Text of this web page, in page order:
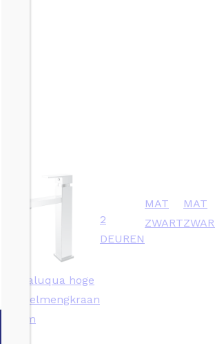
Line Paluqua hoge
wastafelmengkraan
chroom
2
DEUREN
MAT
ZWART
MAT